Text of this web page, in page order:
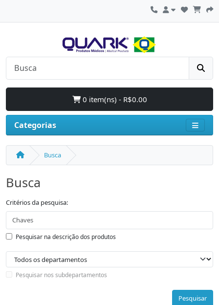
0 item(ns) - R$0.00
Categorias
Busca
Busca
Critérios da pesquisa:
Pesquisar na descrição dos produtos
Pesquisar nos subdepartamentos
Pesquisar